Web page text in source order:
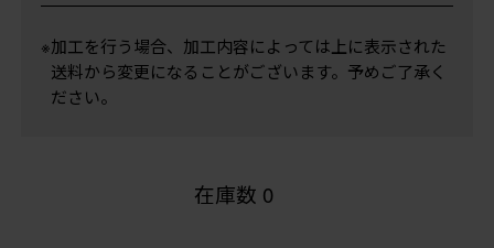
※加工を行う場合、加工内容によっては上に表示された
送料から変更になることがございます。予めご了承く
ださい。
在庫数 0